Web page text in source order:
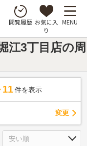
閲覧履歴 お気に入
り
MENU
江3丁目店の周
11 件を表示
変更